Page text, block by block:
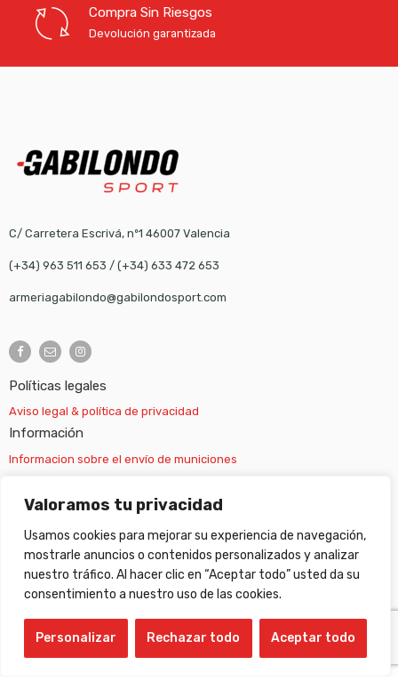
Valoramos tu privacidad
Usamos cookies para mejorar su experiencia de navegación,
mostrarle anuncios o contenidos personalizados y analizar
nuestro tráfico. Al hacer clic en “Aceptar todo” usted da su
consentimiento a nuestro uso de las cookies.
Personalizar Rechazar todo Aceptar todo
Compra Sin Riesgos
Devolución garantizada
C/ Carretera Escrivá, nº1 46007 Valencia
(+34) 963 511 653 / (+34) 633 472 653
armeriagabilondo@gabilondosport.com
Políticas legales
Aviso legal & política de privacidad
Información
Informacion sobre el envío de municiones
Información sobre el envío de armas
Cambios y devoluciones
Suscripción newsletter